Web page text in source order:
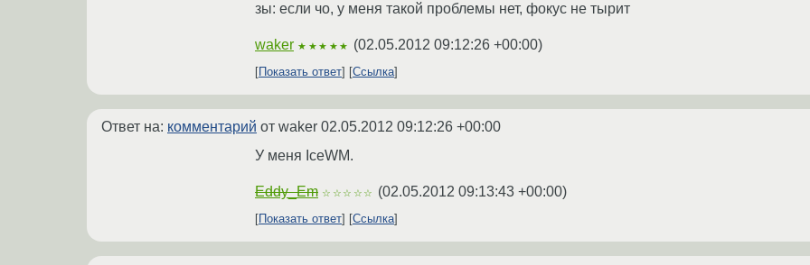
зы: если чо, у меня такой проблемы нет, фокус не тырит
waker ★★★★★ (02.05.2012 09:12:26 +00:00)
Показать ответ Ссылка
Ответ на: комментарий от waker 02.05.2012 09:12:26 +00:00
У меня IceWM.
Eddy_Em ☆☆☆☆☆ (02.05.2012 09:13:43 +00:00)
Показать ответ Ссылка